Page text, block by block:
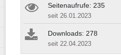
Seitenaufrufe: 235
seit 26.01.2023
Downloads: 278
seit 22.04.2023